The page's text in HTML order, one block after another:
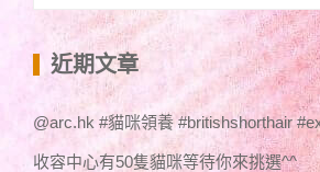
鍵 近期文章
@arc.hk #貓咪領養 #britishshorthair
收容中心有50隻貓咪等待你來挑選^^